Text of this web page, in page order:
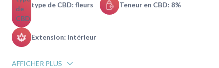
type de CBD: fleurs Teneur en CBD: 8%
Extension: Intérieur
AFFICHER PLUS